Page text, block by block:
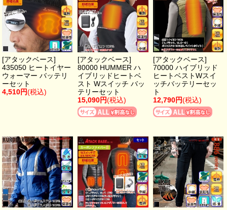
[アタックベース]
435050 ヒートイヤー
ウォーマー バッテリ
ーセット
4,510円(税込)
[アタックベース]
80000 HUMMER ハ
イブリッドヒートベ
スト Wスイッチ バッ
テリーセット
15,090円(税込)
[アタックベース]
70000 ハイブリッド
ヒートベストWスイ
ッチバッテリーセッ
ト
12,790円(税込)